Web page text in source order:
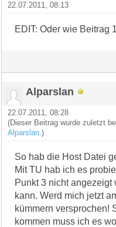
22.07.2011, 08:13
EDIT: Oder wie Beitrag
Alparslan
22.07.2011, 08:28
(Dieser Beitrag wurde zuletzt
Alparslan .)
So hab die Host Datei
Mit TU hab ich es
Punkt 3 nicht
kann. Werd mich jetzt
kümmern versprochen!
kommen muss ich es